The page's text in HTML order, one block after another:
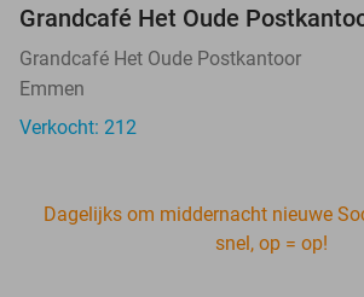
Grandcafé Het Oude
Grandcafé Het Oude Postkantoor
Emmen
Verkocht: 212
Dagelijks om middernacht nieuwe
snel, op = op!